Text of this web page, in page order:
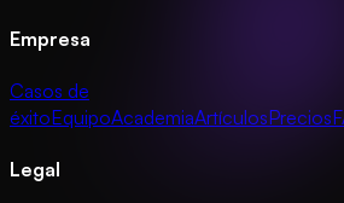
Empresa
Casos de
éxitoEquipoAcademiaArtículosPrecios
Legal